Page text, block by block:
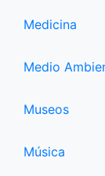
Medicina
Medio
Museos
Música